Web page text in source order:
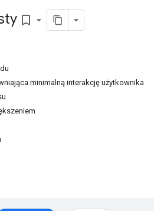
bookmark_border
minimalną interakcję użytkownika